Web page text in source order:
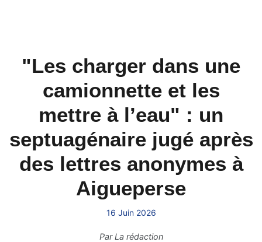
"Les charger dans une
camionnette et les
mettre à l’eau" : un
septuagénaire jugé après
des lettres anonymes à
Aigueperse
16 Juin 2026
ParLa rédaction